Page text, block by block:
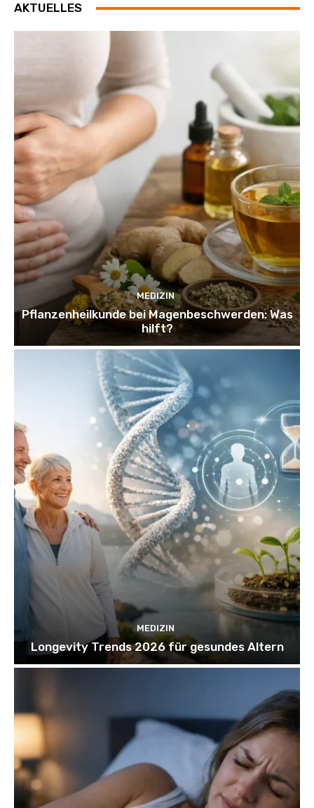
AKTUELLES
MEDIZIN
Pflanzenheilkunde bei Magenbeschwerden: Was
hilft?
MEDIZIN
Longevity Trends 2026 für gesundes Altern